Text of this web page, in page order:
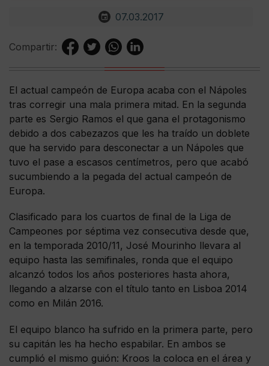
07.03.2017
Compartir:
El actual campeón de Europa acaba con el Nápoles
tras corregir una mala primera mitad. En la segunda
parte es Sergio Ramos el que gana el protagonismo
debido a dos cabezazos que les ha traído un doblete
que ha servido para desconectar a un Nápoles que
tuvo el pase a escasos centímetros, pero que acabó
sucumbiendo a la pegada del actual campeón de
Europa.
Clasificado para los cuartos de final de la Liga de
Campeones por séptima vez consecutiva desde que,
en la temporada 2010/11, José Mourinho llevara al
equipo hasta las semifinales, ronda que el equipo
alcanzó todos los años posteriores hasta ahora,
llegando a alzarse con el título tanto en Lisboa 2014
como en Milán 2016.
El equipo blanco ha sufrido en la primera parte, pero
su capitán les ha hecho espabilar. En ambos se
cumplió el mismo guión: Kroos la coloca en el área y